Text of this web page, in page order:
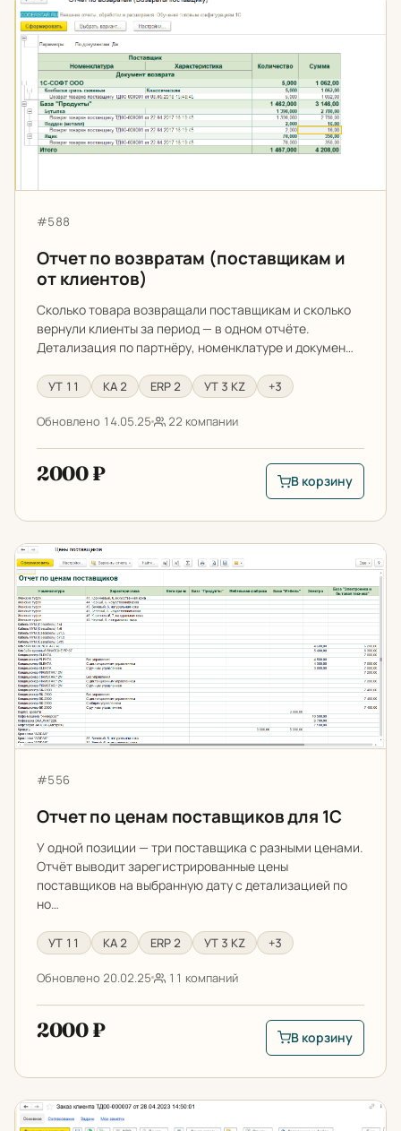
Отчет по возвратам (поставщикам и от клиентов)
Артикул:
#588
Отчет по возвратам (поставщикам и
от клиентов)
Сколько товара возвращали поставщикам и сколько
вернули клиенты за период — в одном отчёте.
Детализация по партнёру, номенклатуре и докумен…
УТ 11 КА 2 ERP 2 УТ 3 KZ +3
Обновлено 14.05.25 22 компании
2000 ₽
В корзину: Отчет
В корзину
Отчет по ценам поставщиков для 1С
Артикул:
#556
Отчет по ценам поставщиков для 1С
У одной позиции — три поставщика с разными ценами.
Отчёт выводит зарегистрированные цены
поставщиков на выбранную дату с детализацией по
но…
УТ 11 КА 2 ERP 2 УТ 3 KZ +3
Обновлено 20.02.25 11 компаний
2000 ₽
В корзину: Отчет
В корзину